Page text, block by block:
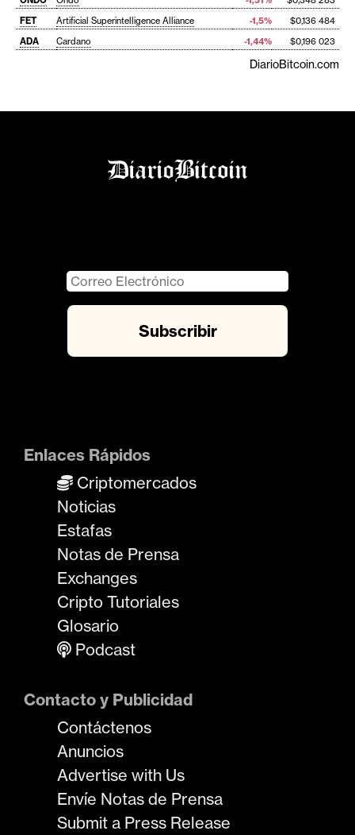
FET
Artificial Superintelligence Alliance -1,5%
$0,136 484
ADA
Cardano -1,44% $0,196 023
DiarioBitcoin.com
Enlaces Rápidos
Criptomercados
Noticias
Estafas
Notas de Prensa
Exchanges
Cripto Tutoriales
Glosario
Podcast
Contacto y Publicidad
Contáctenos
Anuncios
Advertise with Us
Envíe Notas de Prensa
Submit a Press Release